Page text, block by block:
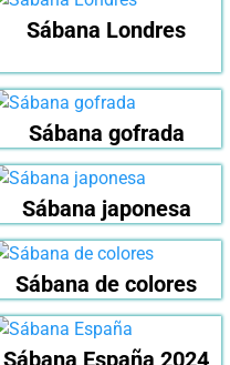
Sábana Londres
Sábana gofrada
Sábana japonesa
Sábana de colores
Sábana España 2024